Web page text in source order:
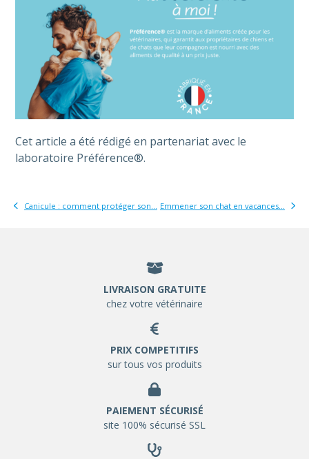
Cet article a été rédigé en partenariat avec le
laboratoire Préférence®.
Canicule : comment protéger son... Emmener son chat en vacances...
LIVRAISON GRATUITE
chez votre vétérinaire
PRIX COMPETITIFS
sur tous vos produits
PAIEMENT SÉCURISÉ
site 100% sécurisé SSL